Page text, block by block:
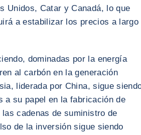
Unidos, Catar y Canadá, lo que
a estabilizar los precios a largo
dominadas por la energía
al carbón en la generación
liderada por China, sigue
a su papel en la fabricación de
cadenas de suministro de
de la inversión sigue siendo